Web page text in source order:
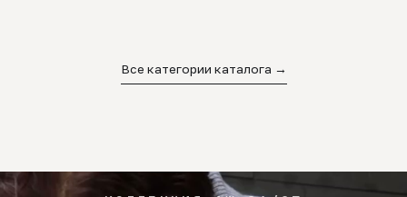
Все категории каталога →